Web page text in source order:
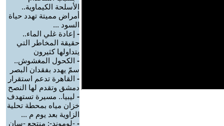
الأسلحة الكيماوية..
أمراض مميتة تهدد حياة
السود ...
- إعادة غلي الماء..
حقيقة المخاطر التي
يتداولها كثيرون
- الكحول المغشوش..
سمّ يهدد بفقدان البصر
- القاهرة تدعم استقرار
دمشق وتقدم لها النصح
- ليبيا.. مسيرة تستهدف
خزان مياه بمحطة تحلية
الزاوية بعد يوم م ...
- -لوموند-: منتجع -سان